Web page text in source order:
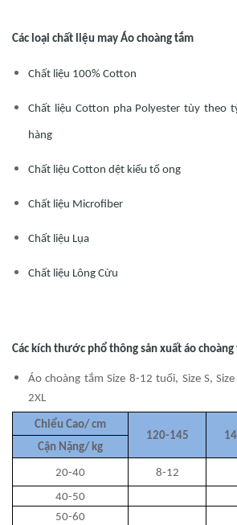
Các loại chất liệu may Áo choàng tắm
Chất liệu 100% Cotton
Chất liệu Cotton pha Polyester tùy theo
hàng
Chất liệu Cotton dệt kiểu tổ ong
Chất liệu Microfiber
Chất liệu Lụa
Chất liệu Lông Cừu
Các kích thước phổ thông sản xuất áo choàng
Áo choàng tắm Size 8-12 tuổi, Size S, Size
2XL
Chiểu Cao/ cm
120-145
Cận Nặng/ kg
20-40
8-12
40-50
50-60